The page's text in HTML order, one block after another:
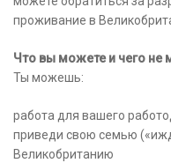
проживание в
Что вы можете и чего не
Ты можешь:
работа для вашего
приведи свою семью
Великобританию